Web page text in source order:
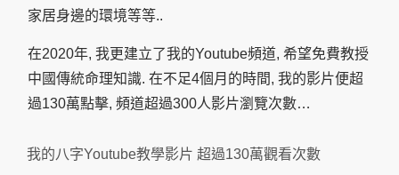
家居身邊的環境等等..
在2020年, 我更建立了我的Youtube頻道, 希望免費教授
中國傳統命理知識. 在不足4個月的時間, 我的影片便超
過130萬點擊, 頻道超過300人影片瀏覽次數…
我的八字Youtube教學影片 超過130萬觀看次數